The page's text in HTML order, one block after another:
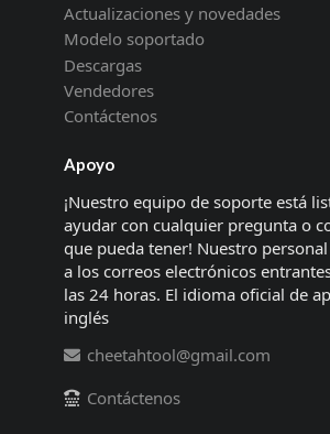
Actualizaciones y novedades
Modelo soportado
Descargas
Vendedores
Contáctenos
Apoyo
¡Nuestro equipo de soporte está
ayudar con cualquier pregunta o
que pueda tener! Nuestro
a los correos electrónicos
las 24 horas. El idioma oficial de
inglés
cheetahtool@gmail.com
Contáctenos